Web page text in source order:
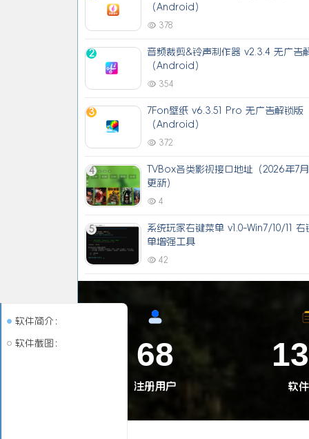
（Android）
378
2
音频裁剪&铃声制作器 v2.3.4 无广告
（Android）
354
3
7Fon壁纸 v6.3.51 Pro 无广告解锁版
（Android）
372
4
TVBox各类影视接口地址（2026年7
更新）
4
5
系统玩家右键菜单 v1.0-Win7/10/11 右
单增强工具
42
68
注册用户 软
软件简介：
软件截图：